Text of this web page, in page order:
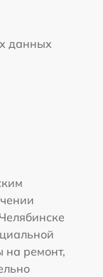
данных
на ремонт,